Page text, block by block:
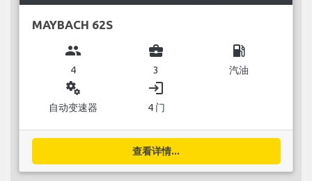
MAYBACH 62S
group
4
business_center
3
local_gas_station
汽油
miscellaneous_services
自动变速器
login
4 门
查看详情...